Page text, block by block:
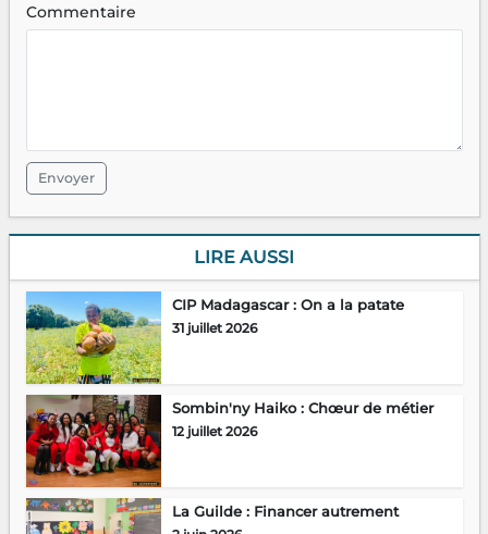
Commentaire
Envoyer
LIRE AUSSI
CIP Madagascar : On a la patate
31 juillet 2026
Sombin'ny Haiko : Chœur de métier
12 juillet 2026
La Guilde : Financer autrement